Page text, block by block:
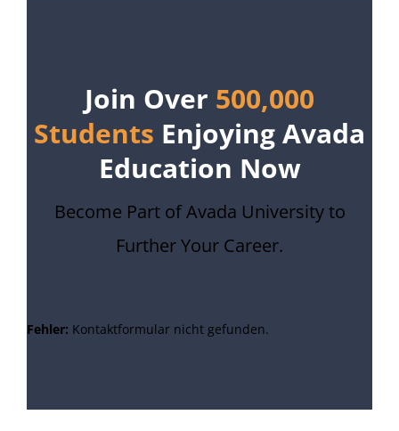
Join Over 500,000
Students Enjoying Avada
Education Now
Become Part of Avada University to
Further Your Career.
Fehler: Kontaktformular nicht gefunden.